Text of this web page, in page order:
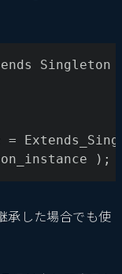
Singleton
=
承した場合でも使